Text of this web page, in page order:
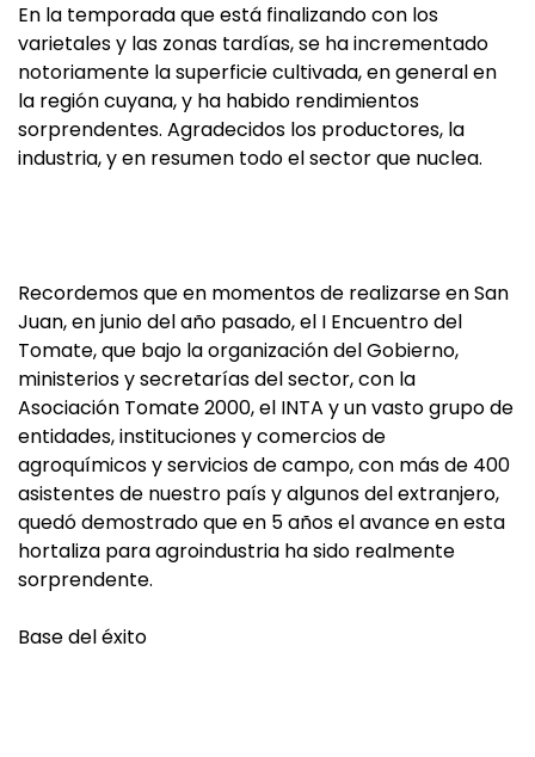
En la temporada que está finalizando con los
varietales y las zonas tardías, se ha incrementado
notoriamente la superficie cultivada, en general en
la región cuyana, y ha habido rendimientos
sorprendentes. Agradecidos los productores, la
industria, y en resumen todo el sector que nuclea.
Recordemos que en momentos de realizarse en San
Juan, en junio del año pasado, el I Encuentro del
Tomate, que bajo la organización del Gobierno,
ministerios y secretarías del sector, con la
Asociación Tomate 2000, el INTA y un vasto grupo de
entidades, instituciones y comercios de
agroquímicos y servicios de campo, con más de 400
asistentes de nuestro país y algunos del extranjero,
quedó demostrado que en 5 años el avance en esta
hortaliza para agroindustria ha sido realmente
sorprendente.
Base del éxito